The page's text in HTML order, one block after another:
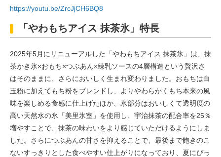
https://youtu.be/ZrcJjCH6BQ8
「やわもちアイス 抹茶氷」特長
2025年5月にリニューアルした「やわもちアイス 抹茶氷」は、抹
茶かき氷×おもち×つぶあん×練乳ソースの4層構造という贅沢さ
はそのままに、さらにおいしく生まれ変わりました。おもちは白
玉粉に加えてもち粉をブレンドし、よりやわらかくもち本来の風
味を楽しめる食感に仕上げたほか、氷部分はおいしくて透明度の
高い天然水の氷「美里氷室」を使用し、宇治抹茶の配合率を25％
増やすことで、抹茶の味わいをより感じていただけるようにしま
した。さらにつぶあんの甘さを抑えることで、最後まで飽きのこ
ないすっきりとした食べやすい仕上がりになっており、夏にぴっ